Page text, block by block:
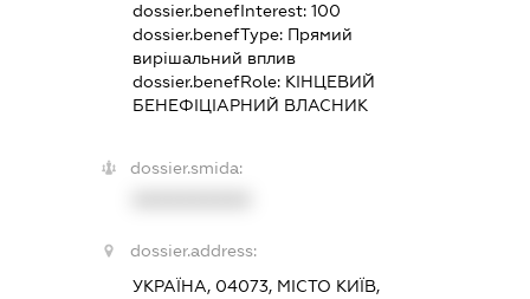
dossier.benefInterest:100
dossier.benefType: Прямий
вирішальний вплив
dossier.benefRole: КІНЦЕВИЙ
БЕНЕФІЦІАРНИЙ ВЛАСНИК
dossier.smida:
dossier.address:
УКРАЇНА, 04073, МІСТО КИЇВ,